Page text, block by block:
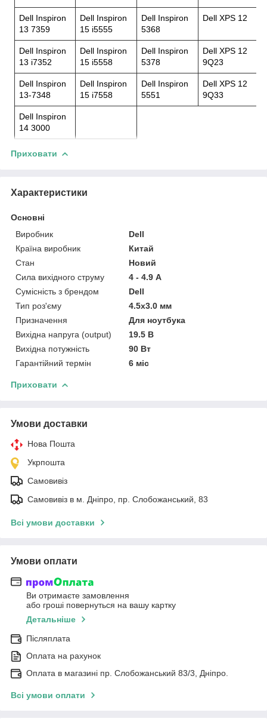
Dell Inspiron
13 7359
Dell Inspiron
15 i5555
Dell Inspiron
5368
Dell XPS 12
Dell Inspiron
13 i7352
Dell Inspiron
15 i5558
Dell Inspiron
5378
Dell XPS 12
9Q23
Dell Inspiron
13-7348
Dell Inspiron
15 i7558
Dell Inspiron
5551
Dell XPS 12
9Q33
Dell Inspiron
14 3000
Приховати
Характеристики
Основні
Виробник
Dell
Країна виробник
Китай
Стан
Новий
Сила вихідного струму
4 - 4.9 А
Сумісність з брендом
Dell
Тип роз'єму
4.5x3.0 мм
Призначення
Для ноутбука
Вихідна напруга (output)
19.5 В
Вихідна потужність
90 Вт
Гарантійний термін
6 міс
Приховати
Умови доставки
Нова Пошта
Укрпошта
Самовивіз
Самовивіз в м. Дніпро, пр. Слобожанський, 83
Всі умови доставки
Умови оплати
Ви отримаєте замовлення
або гроші повернуться на вашу картку
Детальніше
Післяплата
Оплата на рахунок
Оплата в магазині пр. Слобожанський 83/3, Дніпро.
Всі умови оплати